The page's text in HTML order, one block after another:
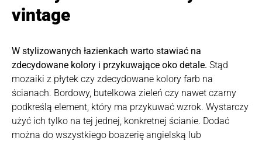
vintage
W stylizowanych łazienkach warto stawiać na
zdecydowane kolory i przykuwające oko detale. Stąd
mozaiki z płytek czy zdecydowane kolory farb na
ścianach. Bordowy, butelkowa zieleń czy nawet czarny
podkreślą element, który ma przykuwać wzrok. Wystarczy
użyć ich tylko na tej jednej, konkretnej ścianie. Dodać
można do wszystkiego boazerię angielską lub